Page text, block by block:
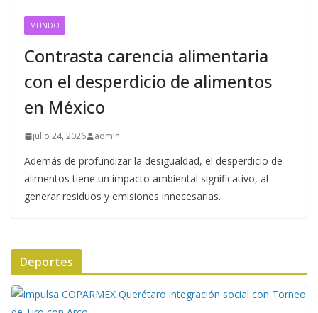
MUNDO
Contrasta carencia alimentaria
con el desperdicio de alimentos
en México
julio 24, 2026 admin
Además de profundizar la desigualdad, el desperdicio de
alimentos tiene un impacto ambiental significativo, al
generar residuos y emisiones innecesarias.
Deportes